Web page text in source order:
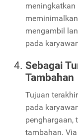
mengambil
pada
Sebagai
Tambahan
Tujuan
pada
penghargaan,
tambahan.